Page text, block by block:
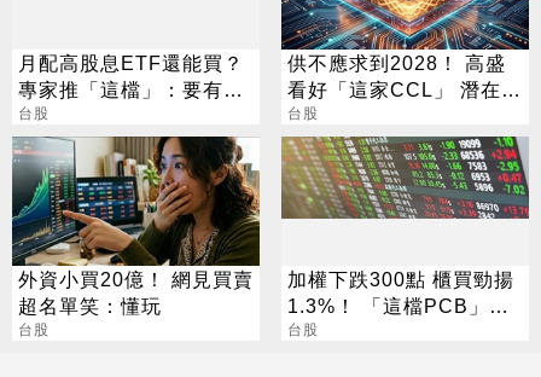
月配高股息ETF還能買？
專家推「這檔」：要有耐
心會長大
台股
供不應求到2028！ 高盛
看好「這家CCL」 潛在漲
幅171%
台股
外資小買20億！ 網見買賣
超名單笑：懂玩
台股
加權下跌300點 櫃買勁揚
1.3%！ 「這檔PCB」連3
天漲停
台股